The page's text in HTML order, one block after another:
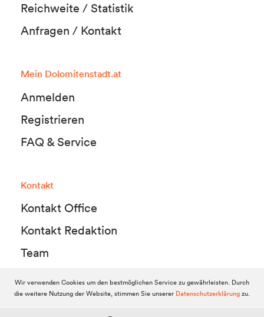
Reichweite / Statistik
Anfragen / Kontakt
Mein Dolomitenstadt.at
Anmelden
Registrieren
FAQ & Service
Kontakt
Kontakt Office
Kontakt Redaktion
Team
© 2010-2026 Dolomitenstadt.at
Wir verwenden Cookies um den bestmöglichen Service zu gewährleisten. Durch
die weitere Nutzung der Website, stimmen Sie unserer Datenschutzerklärungzu.